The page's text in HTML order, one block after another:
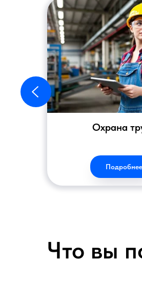
Охрана
Подробнее
Что вы